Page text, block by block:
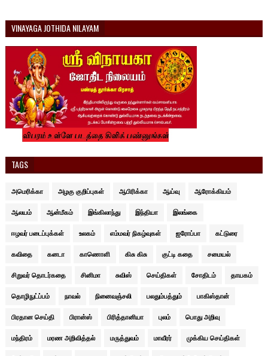
VINAYAGA JOTHIDA NILAYAM
TAGS
அமெரிக்கா அழகு குறிப்புகள் ஆபிரிக்கா ஆய்வு ஆரோக்கியம்
ஆலயம் ஆன்மீகம் இங்கிலாந்து இந்தியா இலங்கை
ஈழவர் படைப்புக்கள் உலகம் எம்மவர் நிகழ்வுகள் ஐரோப்பா கட்டுரை
கவிதை கனடா காணொளி கிசு கிசு குட்டி கதை சமையல்
சிறுவர் தொடர்கதை சினிமா சுவிஸ் செய்திகள் சோதிடம் தாயகம்
தொழிநுட்ப்பம் நாவல் நினைவஞ்சலி பலதும்பத்தும் பாகிஸ்தான்
பிரதான செய்தி பிரான்ஸ் பிரித்தானியா புலம் பொது அறிவு
மந்திரம் மரண அறிவித்தல் மருத்துவம் மாவீரர் முக்கிய செய்திகள்